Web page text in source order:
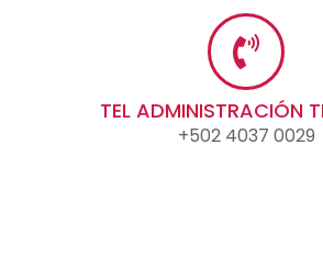
TEL ADMINISTRACIÓN
+502 4037 0029